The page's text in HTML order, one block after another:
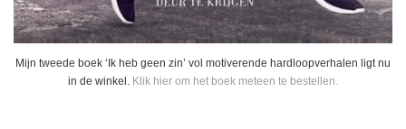
Mijn tweede boek ‘Ik heb geen zin’ vol motiverende hardloopverhalen ligt nu
in de winkel. Klik hier om het boek meteen te bestellen.